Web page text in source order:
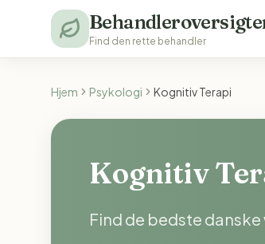
Find den rette behandler
Hjem Psykologi Kognitiv Terapi
Kognitiv
Find de bedste